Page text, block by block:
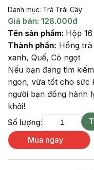
Danh mục: Trà Trái Cây
Giá bán: 128.000đ
Tên sản phẩm: Hộp
Thành phần: Hồng trà
xanh, Quế, Cỏ ngọt
Nếu bạn đang tìm
ngon, vừa tốt cho sức
người bạn đồng hành
khởi!
Số lượng:
Mua ngay